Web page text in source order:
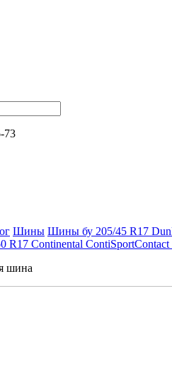
73
Шины Шины бу 205/45 R17
R17 Continental ContiSportContact